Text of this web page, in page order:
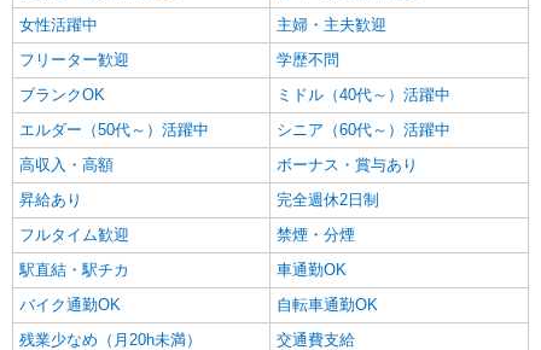
女性活躍中
主婦・主夫歓迎
フリーター歓迎
学歴不問
ブランクOK
ミドル（40代～）活躍中
エルダー（50代～）活躍中
シニア（60代～）活躍中
高収入・高額
ボーナス・賞与あり
昇給あり
完全週休2日制
フルタイム歓迎
禁煙・分煙
駅直結・駅チカ
車通勤OK
バイク通勤OK
自転車通勤OK
残業少なめ（月20h未満）
交通費支給